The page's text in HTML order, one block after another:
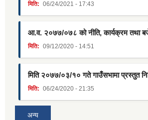
मिति: 06/24/2021 - 17:43
आ.व. २०७७/०७८ को नीति, कार्यक्रम तथा
मिति: 09/12/2020 - 14:51
मिति २०७७/०३/१० गते गाउँसभामा प्रस्तुत
मिति: 06/24/2020 - 21:35
अन्य